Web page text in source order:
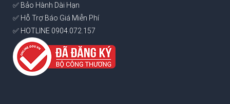
✅ Bảo Hành Dài Hạn
✅ Hỗ Trợ Báo Giá Miễn Phí
✅ HOTLINE 0904.072.157